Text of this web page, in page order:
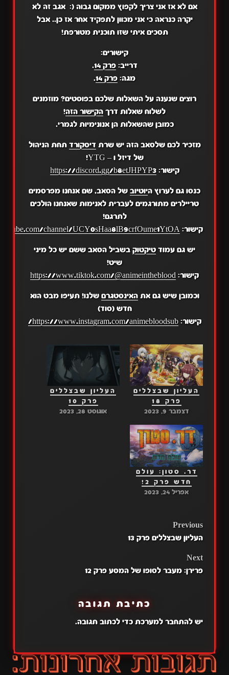
אם לא אז אני צריך לקפוץ ממקום גבוה (: אגב זה לא
יקרה כנראה כי אני מכוון לתפקיד אחר אז כן.. אבל
תסכים איתי שזו תוכנית מטורפת!
קישורים:
דרייב:פרק 14
.
מגה: פרק 14 .
רוצים שנענה על השאלות שלכם בפוסטים? מוזמנים
לשלוח שאלות דרך הקישור הזה!
כמובן שהשאלות הן אנונימיות לגמרי.
מזכיר לכם שלסאב הזה יש שרת דיסקורד תחת הניהול
של דיזל ו – YTG!
קישור:https://discord.gg/b8etJHPYP3
כנסו גם לערוץ היוטיובשל הסאב, שם אנחנו מפרסמים
טריילרים מתורגמים לעברית לאנימות שאנחנו הולכים
לתרגם!
קישור: channel/UCY0sHaa8lB9crfOume1YtOA
יש גם עמודטיקטוק בשביל הסאב ששם יש כל מיני
שיט!
קישור: https://www.tiktok.com/@animeintheblood
וכמובן שיש גם אתהאינסטגרם שלנו! תעיפו מבט הוא
חדש (סוד)
קישור:https://www.instagram.com/animebloodsub/
העליון שבצללים
פרק 18
דצמבר 9, 2023
העליון שבצללים
פרק 10
אוגוסט 28, 2023
דר. סטון: עולם
חדש פרק 2!
אפריל 24, 2023
POST
Previous
העליון שבצללים פרק 13
Next
פרירן: מעבר לסופו של המסע פרק 12
כתיבת תגובה
יש להתחבר למערכתכדי לכתוב תגובה.